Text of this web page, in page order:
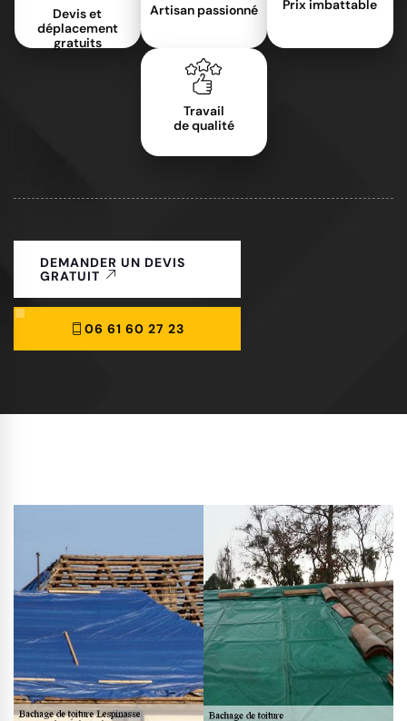
Devis et
déplacement
gratuits
Artisan passionné Prix imbattable
Travail
de qualité
DEMANDER UN DEVIS
GRATUIT
06 61 60 27 23